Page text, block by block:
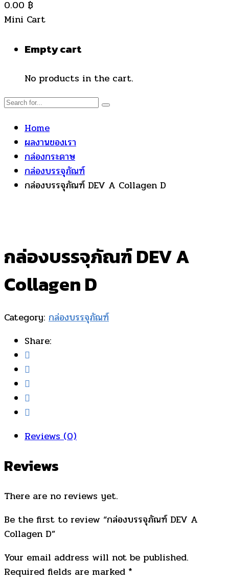
0.00 ฿
Mini Cart
Empty cart
No products in the cart.
Home
ผลงานของเรา
กล่องกระดาษ
กล่องบรรจุภัณฑ์
กล่องบรรจุภัณฑ์ DEV A Collagen D
กล่องบรรจุภัณฑ์ DEV A
Collagen D
Category: กล่องบรรจุภัณฑ์
Share:
Reviews (0)
Reviews
There are no reviews yet.
Be the first to review “กล่องบรรจุภัณฑ์ DEV A
Collagen D”
Your email address will not be published.
Required fields are marked *